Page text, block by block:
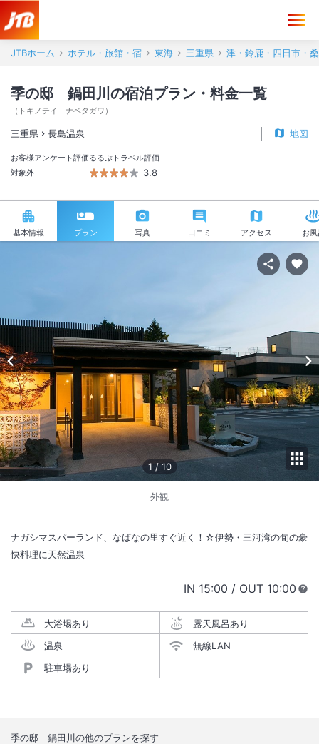
JTBホーム ホテル・旅館・宿 東海 三重県 津・鈴鹿・四日市・
季の邸 鍋田川の宿泊プラン・料金一覧
（ トキノテイ ナベタガワ ）
三重県 長島温泉 地図
お客様アンケート評価
対象外
るるぶトラベル評価
3.8
基本情報 プラン 写真 口コミ アクセス お
1 / 10
外観
ナガシマスパーランド、なばなの里すぐ近く！☆伊勢・三河湾の旬の豪
快料理に天然温泉
IN チェックイン
15:00 / OUT チェック
10:00
大浴場あり
露天風呂あり
温泉
無線LAN
駐車場あり
季の邸 鍋田川の他のプランを探す